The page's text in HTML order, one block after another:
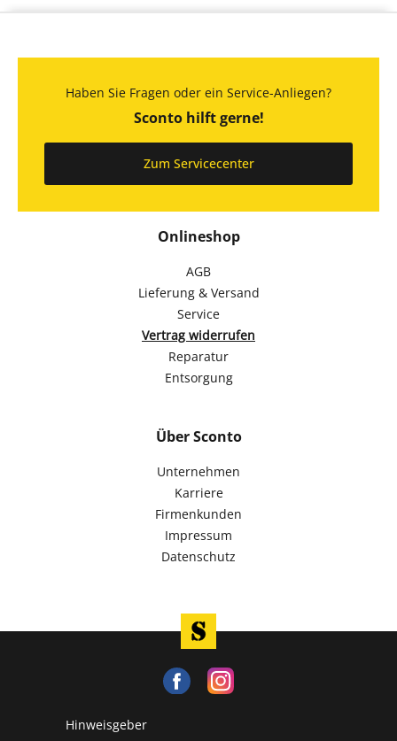
Onlineshop
AGB
Lieferung & Versand
Service
Vertrag widerrufen
Reparatur
Entsorgung
Über Sconto
Unternehmen
Karriere
Firmenkunden
Impressum
Datenschutz
Haben Sie Fragen oder ein Service-Anliegen?
Sconto hilft gerne!
Zum Servicecenter
Hinweisgeber